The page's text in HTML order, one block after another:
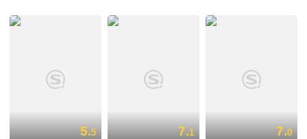
5.5 7.1 7.0